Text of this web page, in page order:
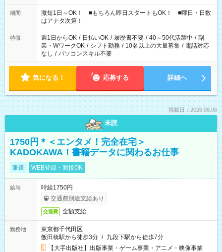
期間
激短1日～OK！ ■もちろん即日スタートもOK！ ■曜日・日数
はアナタ次第！
特徴 週1日からOK / 日払いOK / 履歴書不要 / 40～50代活躍中 / 副
業・WワークOK / シフト勤務 / 10名以上の大量募集 / 電話対応
なし / パソコンスキル不要
気になる！ 応募する 詳細へ
掲載日：2026.08.06
未読
1750円＊＜エンタメ！完全在宅＞
KADOKAWA！書籍データに関わるお仕事
派遣 WEB登録・面接OK
給与
時給1750円
交通費別途支給あり
交通費 全額支給
勤務地
東京都千代田区
飯田橋駅から徒歩3分 / 九段下駅から徒歩7分
【大手出版社】出版事業・ゲーム事業・アニメ・映像事業